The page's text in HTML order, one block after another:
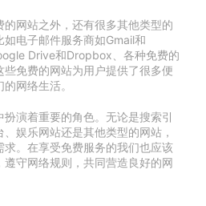
网站之外，还有很多其他类型的
电子邮件服务商如Gmail和
Drive和Dropbox、各种免费的
免费的网站为用户提供了很多便
网络生活。
演着重要的角色。无论是搜索引
娱乐网站还是其他类型的网站，
。在享受免费服务的我们也应该
守网络规则，共同营造良好的网